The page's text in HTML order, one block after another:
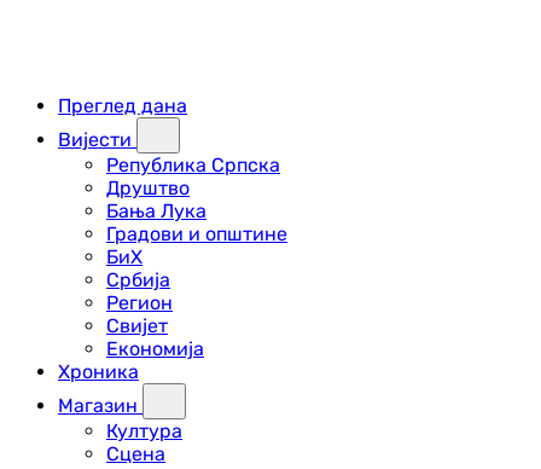
Преглед дана
Вијести
Република Српска
Друштво
Бања Лука
Градови и општине
БиХ
Србија
Регион
Свијет
Економија
Хроника
Магазин
Култура
Сцена